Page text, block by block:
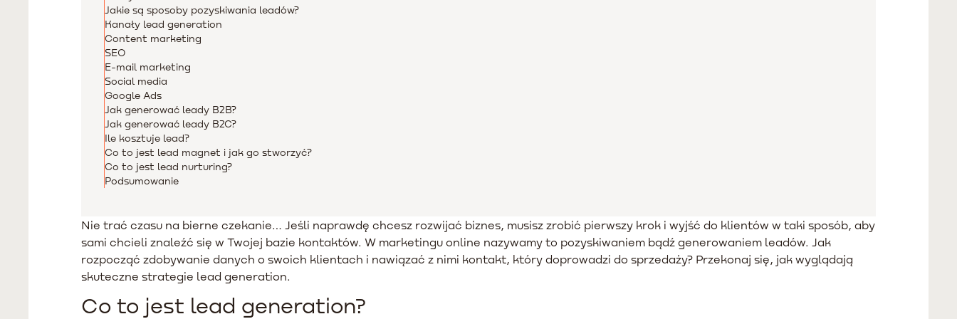
Jakie są sposoby pozyskiwania leadów?
Kanały lead generation
Content marketing
SEO
E-mail marketing
Social media
Google Ads
Jak generować leady B2B?
Jak generować leady B2C?
Ile kosztuje lead?
Co to jest lead magnet i jak go stworzyć?
Co to jest lead nurturing?
Podsumowanie
Nie trać czasu na bierne czekanie… Jeśli naprawdę chcesz rozwijać biznes, musisz zrobić pierwszy krok i wyjść do klientów w taki sposób, aby
sami chcieli znaleźć się w Twojej bazie kontaktów. W marketingu online nazywamy to pozyskiwaniem bądź generowaniem leadów. Jak
rozpocząć zdobywanie danych o swoich klientach i nawiązać z nimi kontakt, który doprowadzi do sprzedaży? Przekonaj się, jak wyglądają
skuteczne strategie lead generation.
Co to jest lead generation?